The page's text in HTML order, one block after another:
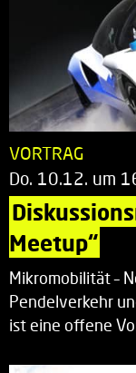
VORTRAG
Do. 10.12. um
Meetup“
Mikromobilität –
Pendelverkehr
ist eine offene